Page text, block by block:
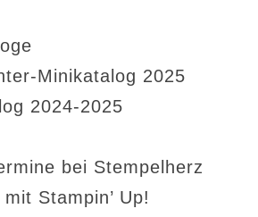
Minikatalog 2025
2024-2025
bei Stempelherz
Stampin’ Up!